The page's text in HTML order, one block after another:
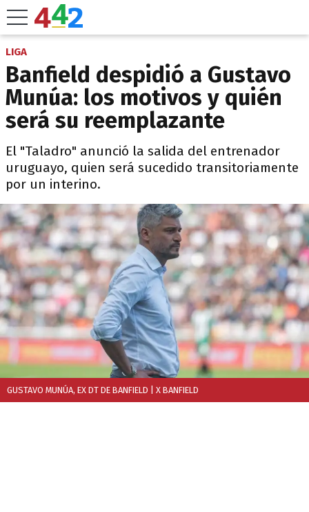
LIGA
Banfield despidió a Gustavo
Munúa: los motivos y quién
será su reemplazante
El "Taladro" anunció la salida del entrenador
uruguayo, quien será sucedido transitoriamente
por un interino.
GUSTAVO MUNÚA, EX DT DE BANFIELD | X BANFIELD